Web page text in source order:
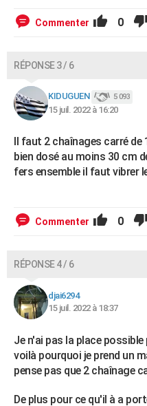
Commenter 0
RÉPONSE 3 / 6
KIDUGUEN 5 093
15 juil. 2022 à 16:20
Il faut 2 chaînages carré de
bien dosé au moins 30 cm
fers ensemble il faut vibrer
Commenter 0
RÉPONSE 4 / 6
djai6294
15 juil. 2022 à 18:37
Je n'ai pas la place
voilà pourquoi je prend un
pense pas que 2 chaînage
De plus pour ce qu'il à a